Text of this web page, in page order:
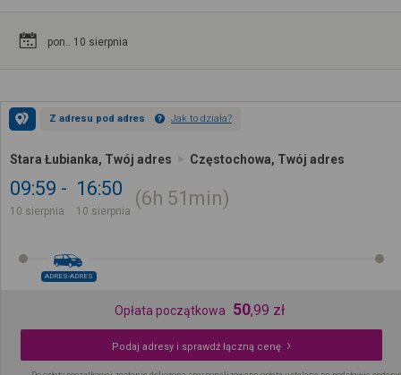
pon.. 10 sierpnia
Z adresu pod adres Jak to działa?
Stara Łubianka, Twój adres Częstochowa, Twój adres
09:59
10 sierpnia
16:50
10 sierpnia
6h 51min
ADRES-ADRES
Opłata początkowa 50,99 zł
Podaj adresy i sprawdź łączną cenę